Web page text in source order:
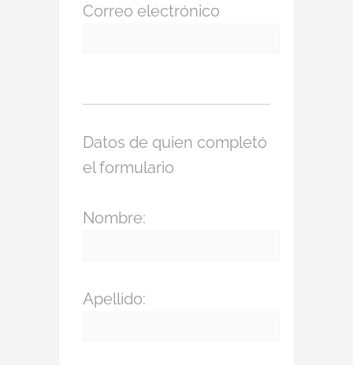
Correo electrónico
Datos de quien completó
el formulario
Nombre:
Apellido: